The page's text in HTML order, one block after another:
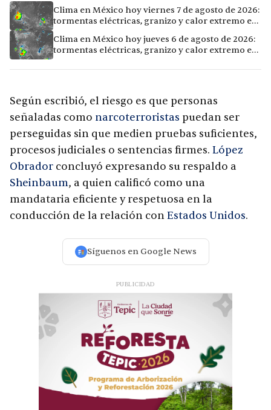
Clima en México hoy viernes 7 de agosto de 2026:
tormentas eléctricas, granizo y calor extremo en
Clima en México hoy jueves 6 de agosto de 2026:
tormentas eléctricas, granizo y calor extremo en
Según escribió, el riesgo es que personas
señaladas como narcoterroristas puedan ser
perseguidas sin que medien pruebas suficientes,
procesos judiciales o sentencias firmes. López
Obrador concluyó expresando su respaldo a
Sheinbaum, a quien calificó como una
mandataria eficiente y respetuosa en la
conducción de la relación conEstados Unidos.
Síguenos en Google News
PUBLICIDAD